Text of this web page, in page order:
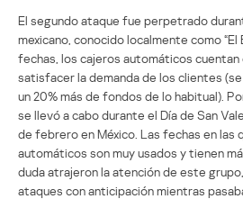
El segundo ataque fue perpetrado
mexicano, conocido localmente como “El
fechas, los cajeros automáticos cuentan
satisfacer la demanda de los clientes
un 20% más de fondos de lo habitual).
se llevó a cabo durante el Día de San
de febrero en México. Las fechas en las
automáticos son muy usados y tienen
duda atrajeron la atención de este
ataques con anticipación mientras